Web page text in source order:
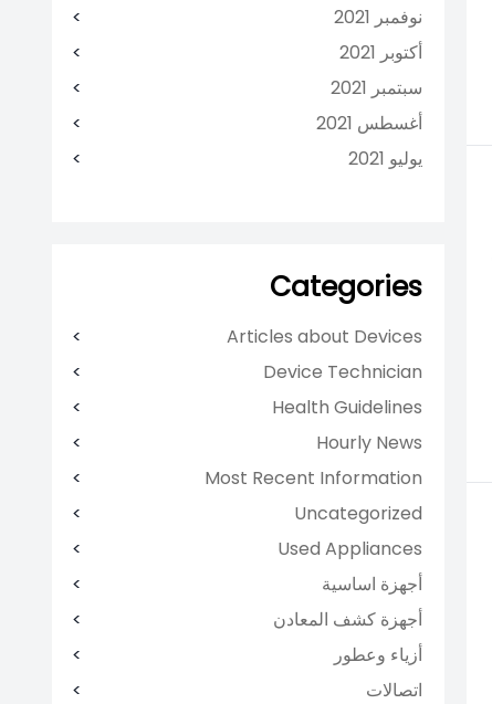
نوفمبر 2021
أكتوبر 2021
سبتمبر 2021
أغسطس 2021
يوليو 2021
Categories
Articles about Devices
Device Technician
Health Guidelines
Hourly News
Most Recent Information
Uncategorized
Used Appliances
أجهزة اساسية
أجهزة كشف المعادن
أزياء وعطور
اتصالات